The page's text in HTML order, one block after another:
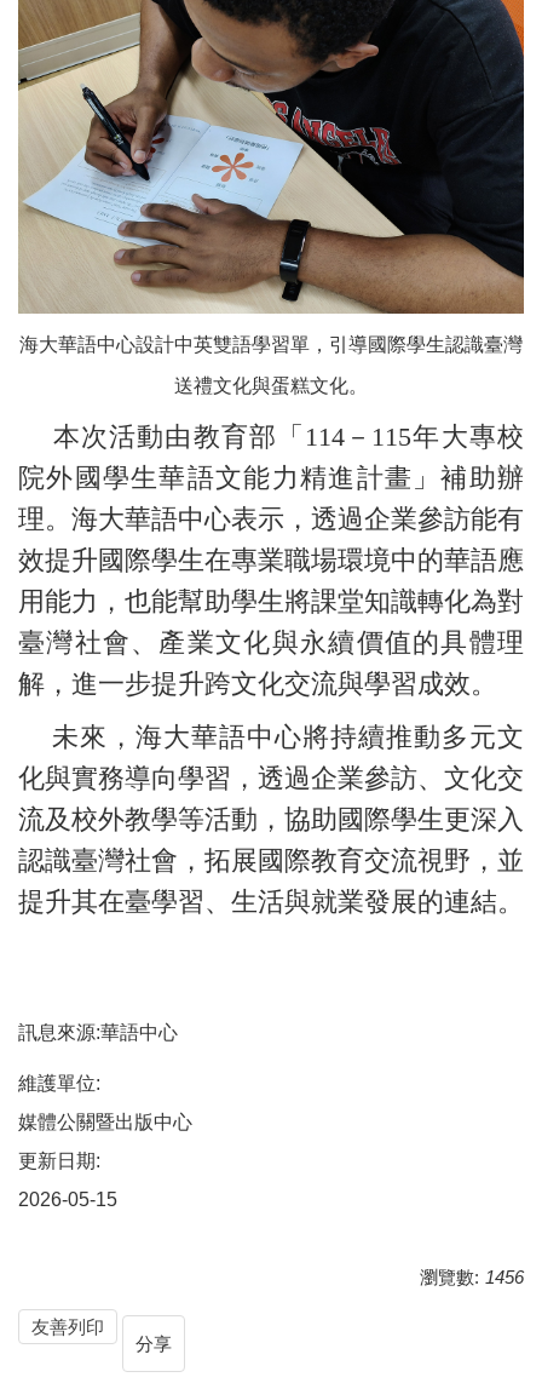
海大華語中心設計中英雙語學習單，引導國際學生認識臺灣
送禮文化與蛋糕文化。
本次活動由教育部「114－115年大專校
院外國學生華語文能力精進計畫」補助辦
理。海大華語中心表示，透過企業參訪能有
效提升國際學生在專業職場環境中的華語應
用能力，也能幫助學生將課堂知識轉化為對
臺灣社會、產業文化與永續價值的具體理
解，進一步提升跨文化交流與學習成效。
未來，海大華語中心將持續推動多元文
化與實務導向學習，透過企業參訪、文化交
流及校外教學等活動，協助國際學生更深入
認識臺灣社會，拓展國際教育交流視野，並
提升其在臺學習、生活與就業發展的連結。
訊息來源:華語中心
維護單位:
媒體公關暨出版中心
更新日期:
2026-05-15
瀏覽數: 1456
友善列印
分享